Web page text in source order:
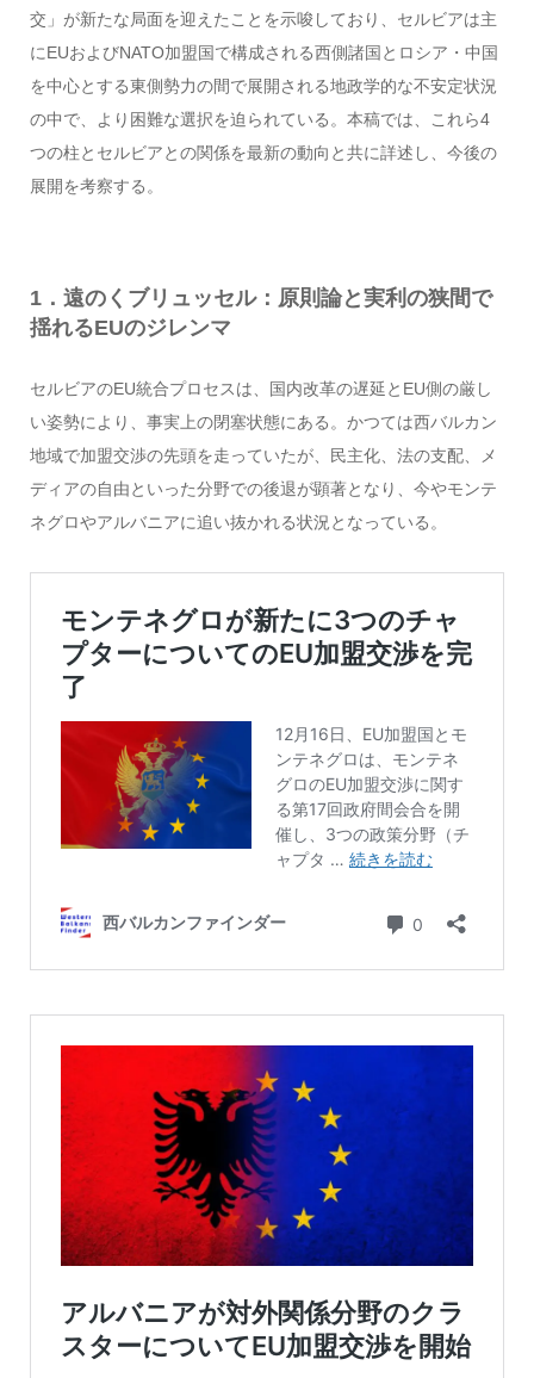
交」が新たな局面を迎えたことを示唆しており、セルビアは主
にEUおよびNATO加盟国で構成される西側諸国とロシア・中国
を中心とする東側勢力の間で展開される地政学的な不安定状況
の中で、より困難な選択を迫られている。本稿では、これら4
つの柱とセルビアとの関係を最新の動向と共に詳述し、今後の
展開を考察する。
1．遠のくブリュッセル：原則論と実利の狭間で
揺れるEUのジレンマ
セルビアのEU統合プロセスは、国内改革の遅延とEU側の厳し
い姿勢により、事実上の閉塞状態にある。かつては西バルカン
地域で加盟交渉の先頭を走っていたが、民主化、法の支配、メ
ディアの自由といった分野での後退が顕著となり、今やモンテ
ネグロやアルバニアに追い抜かれる状況となっている。